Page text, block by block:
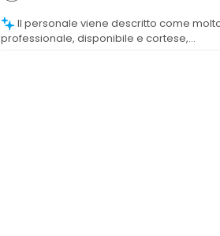
professionale, disponibile e cortese,